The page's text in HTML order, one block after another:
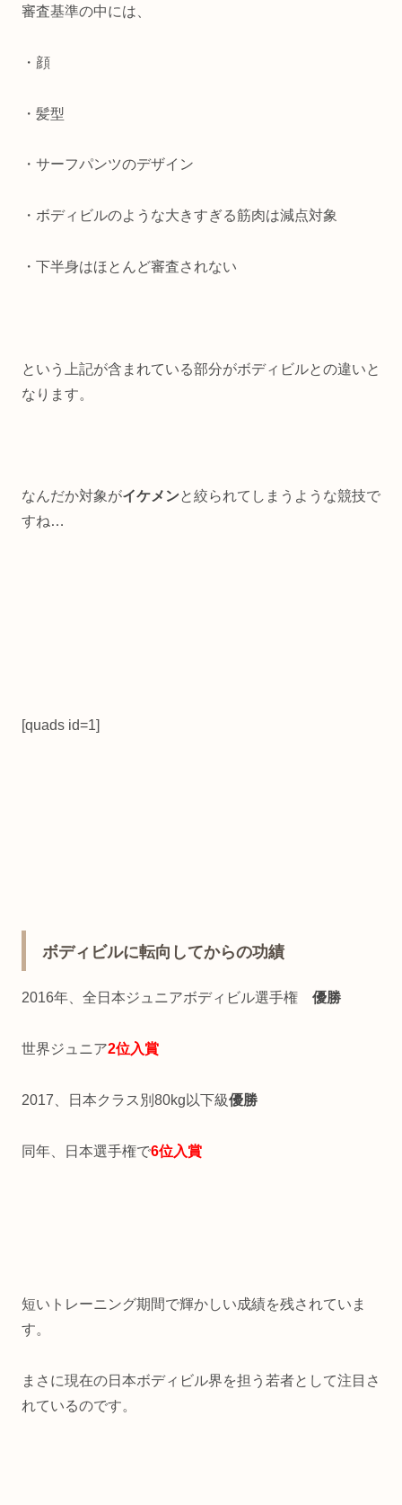
審査基準の中には、
・顔
・髪型
・サーフパンツのデザイン
・ボディビルのような大きすぎる筋肉は減点対象
・下半身はほとんど審査されない
という上記が含まれている部分がボディビルとの違いと
なります。
なんだか対象がイケメンと絞られてしまうような競技で
すね…
[quads id=1]
ボディビルに転向してからの功績
2016年、全日本ジュニアボディビル選手権 優勝
世界ジュニア2位入賞
2017、日本クラス別80kg以下級優勝
同年、日本選手権で6位入賞
短いトレーニング期間で輝かしい成績を残されていま
す。
まさに現在の日本ボディビル界を担う若者として注目さ
れているのです。